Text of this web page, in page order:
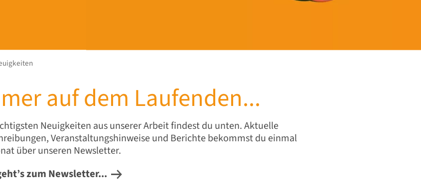
auf dem Laufenden...
Neuigkeiten aus unserer Arbeit findest du unten. Aktuelle
Veranstaltungshinweise und Berichte bekommst du einmal
über unseren Newsletter.
zum Newsletter...